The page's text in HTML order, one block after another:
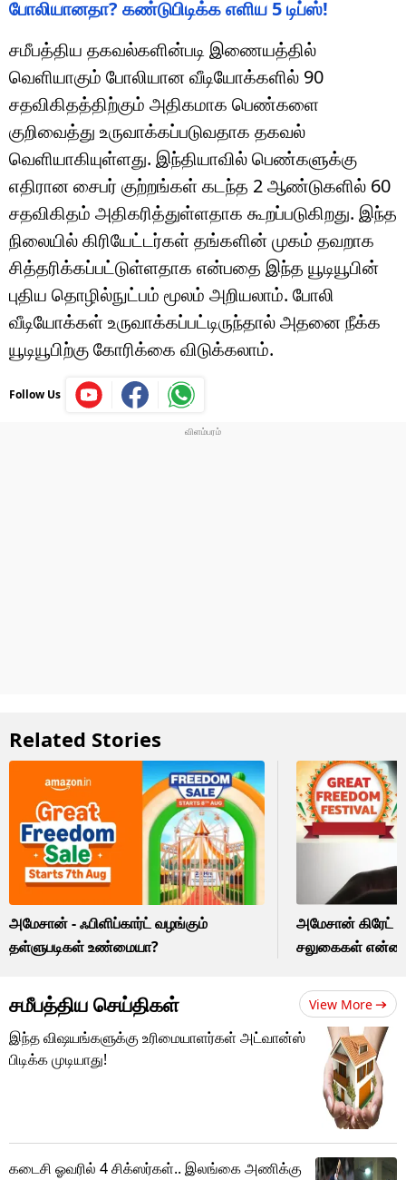
போலியானதா? கண்டுபிடிக்க எளிய 5 டிப்ஸ்!
சமீபத்திய தகவல்களின்படி இணையத்தில்
வெளியாகும் போலியான வீடியோக்களில் 90
சதவிகிதத்திற்கும் அதிகமாக பெண்களை
குறிவைத்து உருவாக்கப்படுவதாக தகவல்
வெளியாகியுள்ளது. இந்தியாவில் பெண்களுக்கு
எதிரான சைபர் குற்றங்கள் கடந்த 2 ஆண்டுகளில் 60
சதவிகிதம் அதிகரித்துள்ளதாக கூறப்படுகிறது. இந்த
நிலையில் கிரியேட்டர்கள் தங்களின் முகம் தவறாக
சித்தரிக்கப்பட்டுள்ளதாக என்பதை இந்த யூடியூபின்
புதிய தொழில்நுட்பம் மூலம் அறியலாம். போலி
வீடியோக்கள் உருவாக்கப்பட்டிருந்தால் அதனை நீக்க
யூடியூபிற்கு கோரிக்கை விடுக்கலாம்.
Follow Us
Related Stories
அமேசான் - ஃபிளிப்கார்ட் வழங்கும்
தள்ளுபடிகள் உண்மையா?
அமேசான் கிரேட்
சலுகைகள்
சமீபத்திய செய்திகள் View More
இந்த விஷயங்களுக்கு உரிமையாளர்கள் அட்வான்ஸ்
பிடிக்க முடியாது!
கடைசி ஓவரில் 4 சிக்ஸர்கள்.. இலங்கை அணிக்கு